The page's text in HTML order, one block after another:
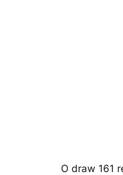
O draw 161